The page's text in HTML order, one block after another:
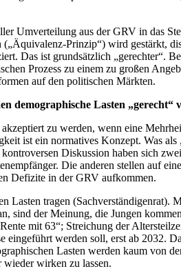
Umverteilung aus der GRV in das
Prinzip“) wird gestärkt,
Das ist grundsätzlich „gerechter“.
Prozess zu einem zu großen
auf den politischen Märkten.
demographische Lasten „gerecht“
zu werden, wenn eine
ist ein normatives Konzept. Was
Diskussion haben sich
Die anderen stellen auf
Defizite in der GRV aufkommen.
Lasten tragen
der Meinung, die Jungen
mit 63“; Streichung der
werden soll, erst ab 2032.
Lasten werden kaum von
wirken zu lassen.